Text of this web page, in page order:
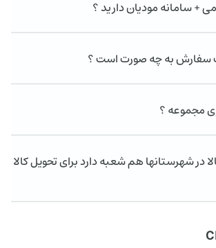
+ سامانه مودیان دارید ؟
به چه صورت است ؟
مجموعه ؟
در شهرستانها هم شعبه دارد برای تحویل کالا